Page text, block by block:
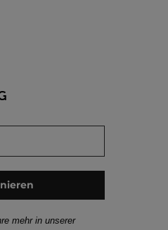
mehr in unserer